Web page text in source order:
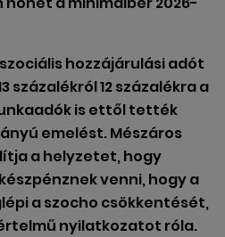
hozzájárulási adót
százalékról 12 százalékra a
is ettől tették
emelést. Mészáros
a helyzetet, hogy
venni, hogy a
a szocho csökkentését,
nyilatkozatot róla.